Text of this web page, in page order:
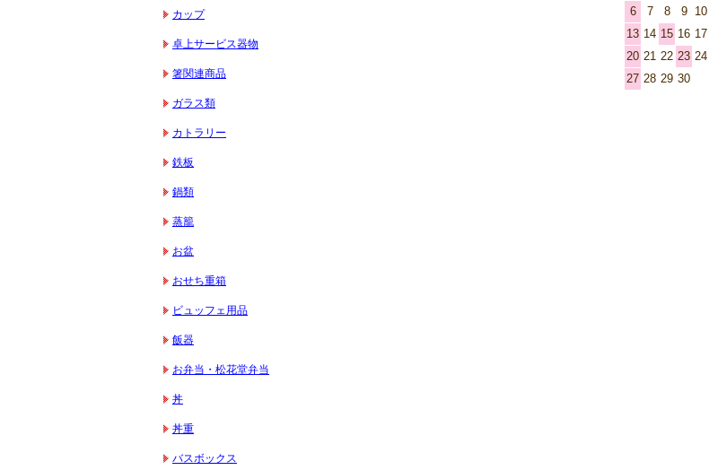
カップ
卓上サービス器物
箸関連商品
ガラス類
カトラリー
鉄板
鍋類
蒸籠
お盆
おせち重箱
ビュッフェ用品
飯器
お弁当・松花堂弁当
丼
丼重
バスボックス
6
7 8 9 10
13 14 15 16 17
20 21 22 23 24
27 28 29 30